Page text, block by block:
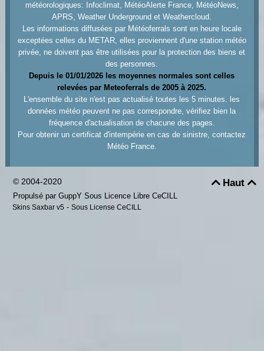
météorologiques: Infoclimat, MétéoAlerte France, MétéoNews,
APRS, Weather Underground et Weathercloud.
Les informations diffusées par Météoferrals sont en heure locale
exceptées celles du METAR, elles proviennent d'une station météo
privée, ne doivent pas être utilisées pour la protection des biens et
des personnes.
Depuis le 01/01/2026 les moyennes normales sont celles
relevées par Meteoferrals de 2005 à 2025.
L'ensemble du site n'est pas actualisé toutes les 5 minutes. les
données météo peuvent ne pas correspondre, vérifiez bien la
fréquence d'actualisation de chacune des pages.
Pour obtenir un certificat d'intempérie en cas de sinistre, contactez
Météo France.
Haut
© 2004-2020
Propulsé par GuppY Sous Licence Libre CeCILL
Skins Saxbar v5 - Sous License CeCILL